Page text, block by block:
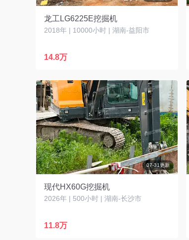
龙工LG6225E挖掘机
2018年 | 10000小时 | 湖南-益阳市
14.8万
07-31更新
现代HX60G挖掘机
2026年 | 500小时 | 湖南-长沙市
11.8万